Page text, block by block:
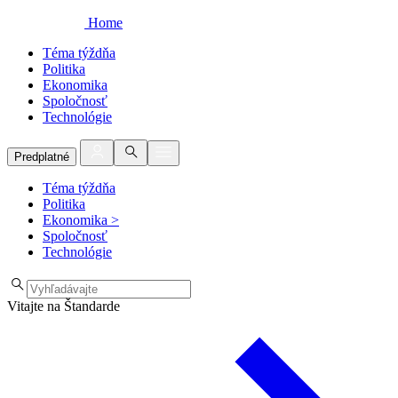
Home
Téma týždňa
Politika
Ekonomika
Spoločnosť
Technológie
Predplatné
Téma týždňa
Politika
Ekonomika >
Spoločnosť
Technológie
Vitajte na Štandarde